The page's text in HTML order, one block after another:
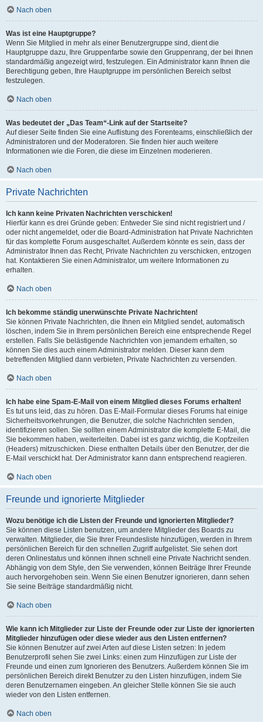
Nach oben
Was ist eine Hauptgruppe?
Wenn Sie Mitglied in mehr als einer Benutzergruppe sind, dient die
Hauptgruppe dazu, Ihre Gruppenfarbe sowie den Gruppenrang, der bei Ihnen
standardmäßig angezeigt wird, festzulegen. Ein Administrator kann Ihnen die
Berechtigung geben, Ihre Hauptgruppe im persönlichen Bereich selbst
festzulegen.
Nach oben
Was bedeutet der „Das Team“-Link auf der Startseite?
Auf dieser Seite finden Sie eine Auflistung des Forenteams, einschließlich der
Administratoren und der Moderatoren. Sie finden hier auch weitere
Informationen wie die Foren, die diese im Einzelnen moderieren.
Nach oben
Private Nachrichten
Ich kann keine Privaten Nachrichten verschicken!
Hierfür kann es drei Gründe geben: Entweder Sie sind nicht registriert und /
oder nicht angemeldet, oder die Board-Administration hat Private Nachrichten
für das komplette Forum ausgeschaltet. Außerdem könnte es sein, dass der
Administrator Ihnen das Recht, Private Nachrichten zu verschicken, entzogen
hat. Kontaktieren Sie einen Administrator, um weitere Informationen zu
erhalten.
Nach oben
Ich bekomme ständig unerwünschte Private Nachrichten!
Sie können Private Nachrichten, die Ihnen ein Mitglied sendet, automatisch
löschen, indem Sie in Ihrem persönlichen Bereich eine entsprechende Regel
erstellen. Falls Sie belästigende Nachrichten von jemandem erhalten, so
können Sie dies auch einem Administrator melden. Dieser kann dem
betreffenden Mitglied dann verbieten, Private Nachrichten zu versenden.
Nach oben
Ich habe eine Spam-E-Mail von einem Mitglied dieses Forums erhalten!
Es tut uns leid, das zu hören. Das E-Mail-Formular dieses Forums hat einige
Sicherheitsvorkehrungen, die Benutzer, die solche Nachrichten senden,
identifizieren sollen. Sie sollten einem Administrator die komplette E-Mail, die
Sie bekommen haben, weiterleiten. Dabei ist es ganz wichtig, die Kopfzeilen
(Headers) mitzuschicken. Diese enthalten Details über den Benutzer, der die
E-Mail verschickt hat. Der Administrator kann dann entsprechend reagieren.
Nach oben
Freunde und ignorierte Mitglieder
Wozu benötige ich die Listen der Freunde und ignorierten Mitglieder?
Sie können diese Listen benutzen, um andere Mitglieder des Boards zu
verwalten. Mitglieder, die Sie Ihrer Freundesliste hinzufügen, werden in Ihrem
persönlichen Bereich für den schnellen Zugriff aufgelistet. Sie sehen dort
deren Onlinestatus und können ihnen schnell eine Private Nachricht senden.
Abhängig von dem Style, den Sie verwenden, können Beiträge Ihrer Freunde
auch hervorgehoben sein. Wenn Sie einen Benutzer ignorieren, dann sehen
Sie seine Beiträge standardmäßig nicht.
Nach oben
Wie kann ich Mitglieder zur Liste der Freunde oder zur Liste der ignorierten
Mitglieder hinzufügen oder diese wieder aus den Listen entfernen?
Sie können Benutzer auf zwei Arten auf diese Listen setzen: In jedem
Benutzerprofil sehen Sie zwei Links: einen zum Hinzufügen zur Liste der
Freunde und einen zum Ignorieren des Benutzers. Außerdem können Sie im
persönlichen Bereich direkt Benutzer zu den Listen hinzufügen, indem Sie
deren Benutzernamen eingeben. An gleicher Stelle können Sie sie auch
wieder von den Listen entfernen.
Nach oben